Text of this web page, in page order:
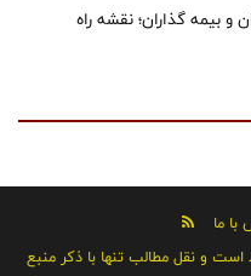
بیمه گذاران؛ نقشه راه
ما
و نقل مطالب تنها با ذکر منبع